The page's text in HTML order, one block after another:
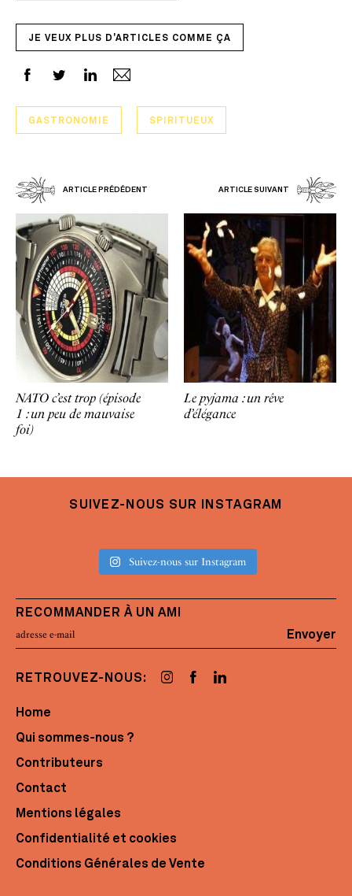
JE VEUX PLUS D'ARTICLES COMME ÇA
GASTRONOMIE SPIRITUEUX
ARTICLE PRÉDÉDENT ARTICLE SUIVANT
NATO c’est trop (épisode
1 : un peu de mauvaise
foi)
Le pyjama : un rêve
d’élégance
SUIVEZ-NOUS SUR INSTAGRAM
Suivez-nous sur Instagram
RECOMMANDER À UN AMI
Envoyer
RETROUVEZ-NOUS:
Home
Qui sommes-nous ?
Contributeurs
Contact
Mentions légales
Confidentialité et cookies
Conditions Générales de Vente